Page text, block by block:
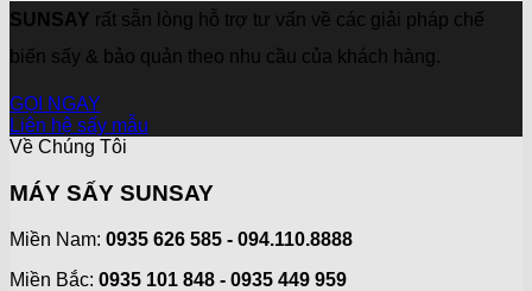
SUNSAY rất sẵn lòng hỗ trợ tư vấn về các giải pháp chế
biến sấy & bảo quản theo nhu cầu của khách hàng.
GỌI NGAY
Liên hệ sấy mẫu
Về Chúng Tôi
MÁY SẤY SUNSAY
Miền Nam: 0935 626 585 - 094.110.8888
Miền Bắc: 0935 101 848 - 0935 449 959